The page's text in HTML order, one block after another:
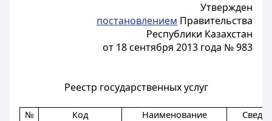
Утвержден
постановлением Правительства
Республики Казахстан
от 18 сентября 2013 года № 983
Реестр государственных услуг
№
Код
Наименование